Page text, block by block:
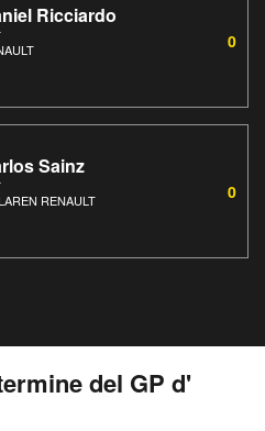
Ricciardo
0
Sainz
RENAULT 0
del GP d'